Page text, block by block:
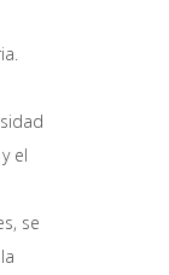
el
se